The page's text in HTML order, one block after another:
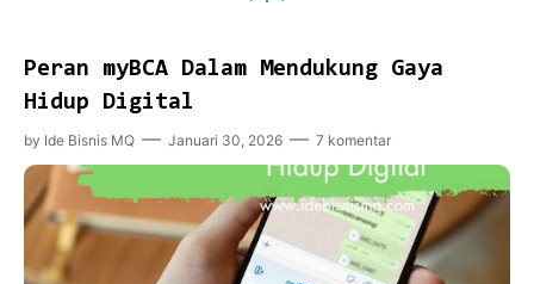
Tips MQ
Review MQ
POV MQ
Peran myBCA Dalam Mendukung Gaya
Hidup Digital
by Ide Bisnis MQ Januari 30, 2026 7 komentar